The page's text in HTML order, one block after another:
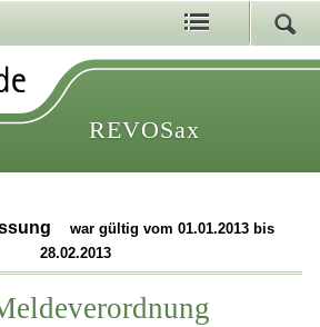
REVOSax
war gültig vom 01.01.2013 bis
28.02.2013